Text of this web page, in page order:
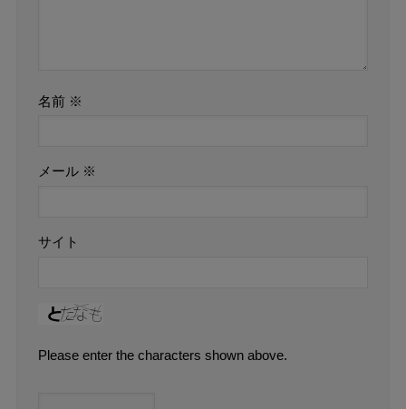
名前 ※
メール ※
サイト
Please enter the characters shown above.